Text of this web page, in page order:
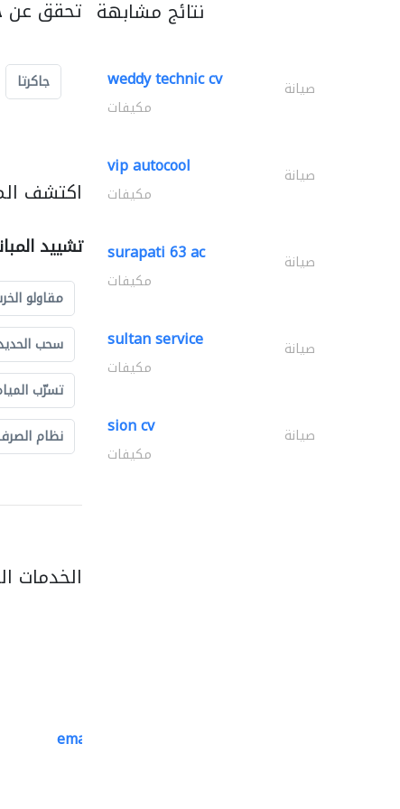
تحقق عن
جاكرتا
اكتشف
تشييد
مقاولو
سحب
تسرّب
نظام
الخدمات
emanco constructions contracting
نتائج مشابهة
weddy technic cv صيانة
مكيفات
vip autocool صيانة
مكيفات
surapati 63 ac صيانة
مكيفات
sultan service صيانة
مكيفات
sion cv صيانة
مكيفات